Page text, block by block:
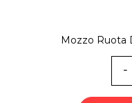
Mozzo Ruota
M-